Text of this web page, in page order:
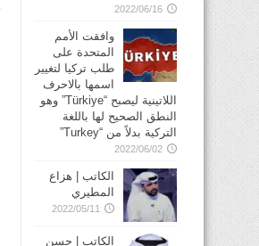
2022/06/16
وافقت الأمم
المتحدة على
طلب تركيا لتغيير
اسمها بالاحرف
اللاتينية ليصبح “Türkiye” وهو
النطق الصحيح لها باللغة
التركية بدلاً من “Turkey”
2022/06/02
الكاتب | هزاع
المطيري
2022/05/11
الكاتب | حسن